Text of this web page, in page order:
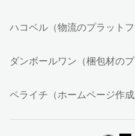
ハコベル（物流のプラットフ
ダンボールワン（梱包材のプ
ペライチ（ホームページ作